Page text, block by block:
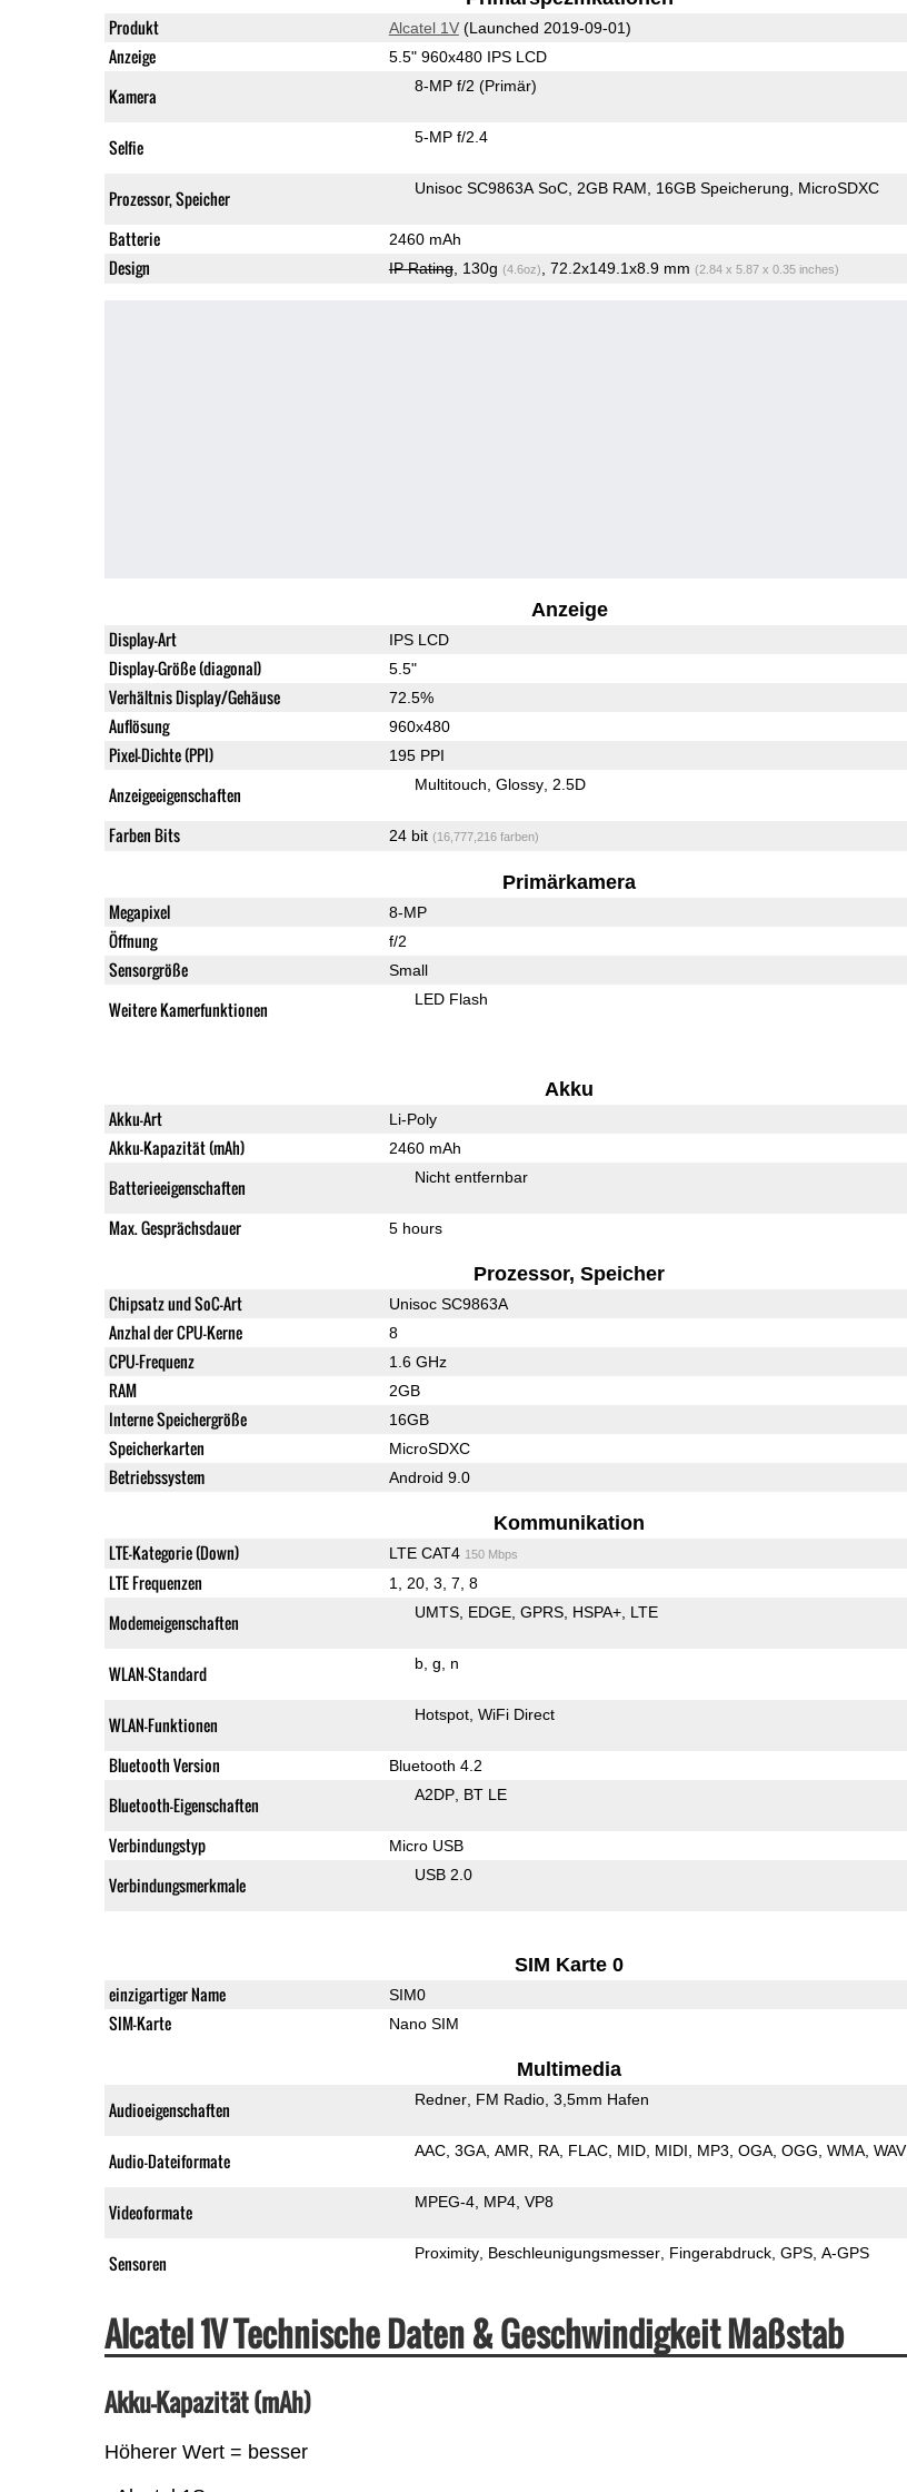
Produkt Alcatel 1V(Launched 2019-09-01)
Anzeige 5.5" 960x480 IPS LCD
Kamera 8-MP f/2 (Primär)
Selfie 5-MP f/2.4
Prozessor, Speicher Unisoc SC9863A SoC 2GB RAM 16GB Speicherung MicroSDXC
Batterie 2460 mAh
Design IP Rating, 130g (4.6oz) , 72.2x149.1x8.9 mm (2.84 x 5.87 x 0.35 inches)
Anzeige
Display-Art IPS LCD
Display-Größe (diagonal) 5.5"
Verhältnis Display/Gehäuse 72.5%
Auflösung 960x480
Pixel-Dichte (PPI) 195 PPI
Anzeigeeigenschaften Multitouch Glossy 2.5D
Farben Bits 24 bit (16,777,216 farben)
Primärkamera
Megapixel 8-MP
Öffnung f/2
Sensorgröße Small
Weitere Kamerfunktionen LED Flash
Akku
Akku-Art Li-Poly
Akku-Kapazität (mAh) 2460 mAh
Batterieeigenschaften Nicht entfernbar
Max. Gesprächsdauer 5 hours
Prozessor, Speicher
Chipsatz und SoC-Art Unisoc SC9863A
Anzhal der CPU-Kerne 8
CPU-Frequenz 1.6 GHz
RAM 2GB
Interne Speichergröße 16GB
Speicherkarten MicroSDXC
Betriebssystem Android 9.0
Kommunikation
LTE-Kategorie (Down) LTE CAT4 150 Mbps
LTE Frequenzen 1, 20, 3, 7, 8
Modemeigenschaften UMTS EDGE GPRS HSPA+ LTE
WLAN-Standard b g n
WLAN-Funktionen Hotspot WiFi Direct
Bluetooth Version Bluetooth 4.2
Bluetooth-Eigenschaften A2DP BT LE
Verbindungstyp Micro USB
Verbindungsmerkmale USB 2.0
SIM Karte 0
einzigartiger Name SIM0
SIM-Karte Nano SIM
Multimedia
Audioeigenschaften Redner FM Radio 3,5mm Hafen
Audio-Dateiformate AAC 3GA AMR RA FLAC MID MIDI MP3 OGA OGG WMA WAV
Videoformate MPEG-4 MP4 VP8
Sensoren Proximity Beschleunigungsmesser Fingerabdruck GPS A-GPS
Alcatel 1V Technische Daten & Geschwindigkeit Maßstab
Akku-Kapazität (mAh)
Höherer Wert = besser